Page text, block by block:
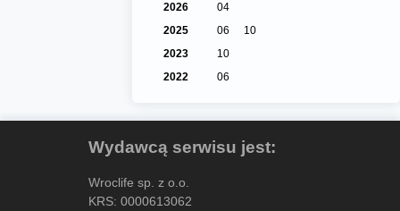
2026
04
2025
06
10
2023
10
2022
06
Wydawcą serwisu jest:
Wroclife sp. z o.o.
KRS: 0000613062